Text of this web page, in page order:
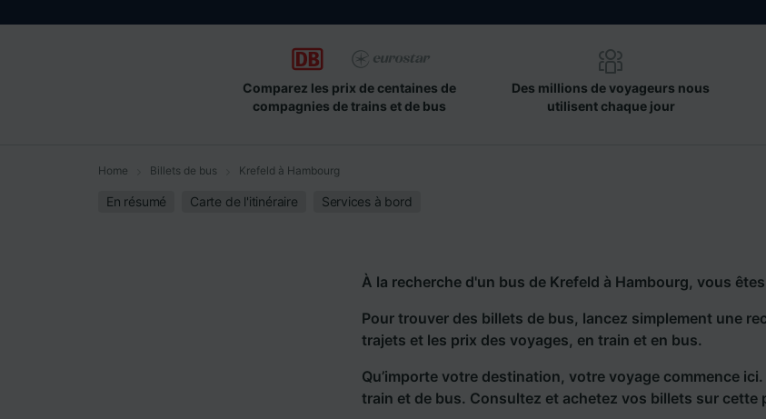
Comparez les prix de centaines de
compagnies de trains et de bus
Des millions de voyageurs nous
utilisent chaque jour
Home Billets de bus Krefeld à Hambourg
En résumé Carte de l'itinéraire Services à bord
À la recherche d'un bus de Krefeld à Hambourg, vous
Pour trouver des billets de bus, lancez simplement une
trajets et les prix des voyages, en train et en bus.
Qu’importe votre destination, votre voyage commence
train et de bus. Consultez et achetez vos billets sur cette